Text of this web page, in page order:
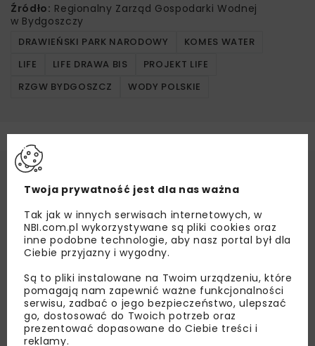
Źródło: Regionalny Zarząd Gospodarki Wodnej
w Bydgoszczy
DRAWIEŃSKI PARK NARODOWY
KOMES WATER
LIFE
LIFE DRAWA BIS
PROJEKT LIFE
RZGW BYDGOSZCZ
WODY POLSKIE
Twoja prywatność jest dla nas ważna
Tak jak w innych serwisach internetowych, w
NBI.com.pl wykorzystywane są pliki cookies oraz
inne podobne technologie, aby nasz portal był dla
Ciebie przyjazny i wygodny.
Są to pliki instalowane na Twoim urządzeniu, które
pomagają nam zapewnić ważne funkcjonalności
serwisu, zadbać o jego bezpieczeństwo, ulepszać
go, dostosować do Twoich potrzeb oraz
prezentować dopasowane do Ciebie treści i
reklamy.